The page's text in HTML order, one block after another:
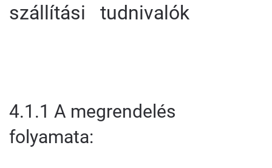
szállítási tudnivalók
4.1.1 A megrendelés
folyamata: